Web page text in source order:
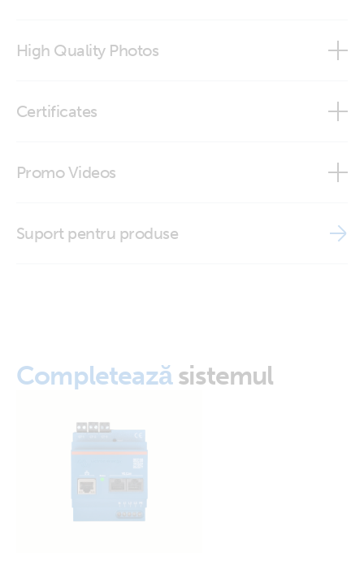
High Quality Photos
Certificates
ISO9001 certificate
Promo Videos
Suport pentru produse
Completeazăsistemul